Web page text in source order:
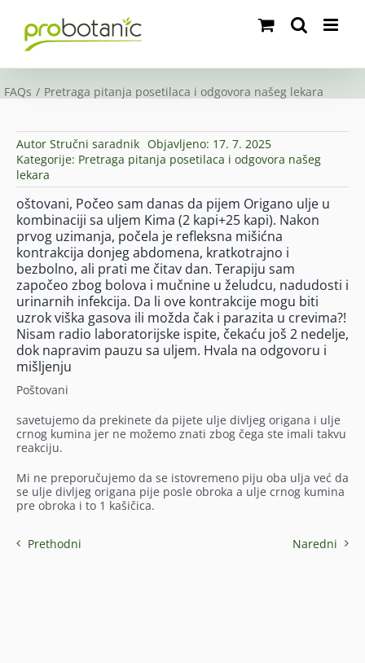
content
FAQs Pretraga pitanja posetilaca i odgovora našeg lekara
Autor Stručni saradnik Objavljeno: 17. 7. 2025
Kategorije: Pretraga pitanja posetilaca i odgovora našeg
lekara
oštovani, Počeo sam danas da pijem Origano ulje u
kombinaciji sa uljem Kima (2 kapi+25 kapi). Nakon
prvog uzimanja, počela je refleksna mišićna
kontrakcija donjeg abdomena, kratkotrajno i
bezbolno, ali prati me čitav dan. Terapiju sam
započeo zbog bolova i mučnine u želudcu, nadudosti i
urinarnih infekcija. Da li ove kontrakcije mogu biti
uzrok viška gasova ili možda čak i parazita u crevima?!
Nisam radio laboratorijske ispite, čekaću još 2 nedelje,
dok napravim pauzu sa uljem. Hvala na odgovoru i
mišljenju
Poštovani
savetujemo da prekinete da pijete ulje divljeg origana i ulje
crnog kumina jer ne možemo znati zbog čega ste imali takvu
reakciju.
Mi ne preporučujemo da se istovremeno piju oba ulja već da
se ulje divljeg origana pije posle obroka a ulje crnog kumina
pre obroka i to 1 kašičica.
Prethodni Naredni